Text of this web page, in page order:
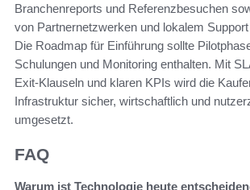
Branchenreports und Referenzbesuchen
von Partnernetzwerken und lokalem
Die Roadmap für Einführung sollte
Schulungen und Monitoring enthalten. Mit
Exit-Klauseln und klaren KPIs wird die
Infrastruktur sicher, wirtschaftlich und
umgesetzt.
FAQ
Warum ist Technologie heute